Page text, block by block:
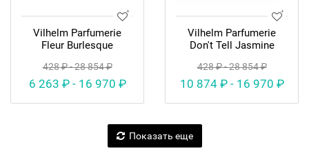
Vilhelm Parfumerie
Fleur Burlesque
428 ₽ - 28 854 ₽
6 263 ₽ - 16 970 ₽
Vilhelm Parfumerie
Don't Tell Jasmine
428 ₽ - 28 854 ₽
10 874 ₽ - 16 970 ₽
Показать еще